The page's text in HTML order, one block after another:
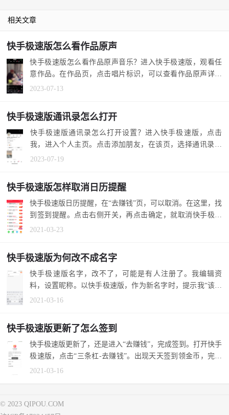
相关文章
快手极速版怎么看作品原声
快手极速版怎么看作品原声音乐？进入快手极速版，观看任
意作品。在作品页，点击唱片标识，可以查看作品原声详细
页。观看该原...
2023-07-13
快手极速版通讯录怎么打开
快手极速版通讯录怎么打开设置？进入快手极速版，点击
我，进入个人主页。点击添加朋友，在该页，选择通讯录标
识，弹出框有允...
2023-07-19
快手极速版怎样取消日历提醒
快手极速版日历提醒，在“去赚钱”页，可以取消。在这里，找
到签到提醒。点击右侧开关，再点击确定，就取消快手极速
版日历提醒...
2021-03-23
快手极速版为何改不成名字
快手极速版名字，改不了，可能是有人注册了。我编辑资
料，设置昵称。以快手极速版，作为新名字时，提示我“该名
字已经被注册了...
2021-03-16
快手极速版更新了怎么签到
快手极速版更新了，还是进入“去赚钱”，完成签到。打开快手
极速版，点击“三条杠-去赚钱”。出现天天签到领金币，完成
签到。 首...
2021-03-16
© 2023 QIPOU.COM